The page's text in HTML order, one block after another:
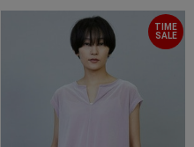
TIME
SALE